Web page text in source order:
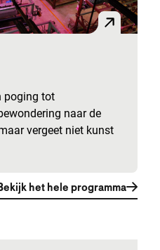
poging tot
naar de
vergeet niet kunst
het hele programma